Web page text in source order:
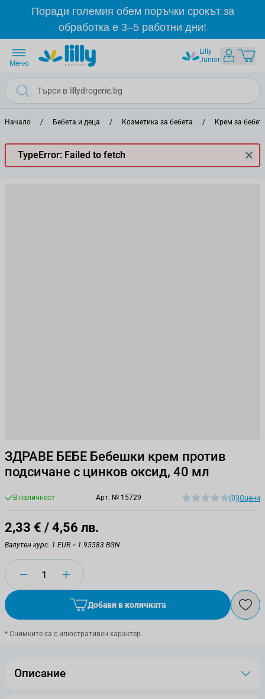
Прескачане към съдържанието
Поради големия обем поръчки срокът за
обработка е 3–5 работни дни!
Lilly
Junior
Меню
Начало / Бебета и деца / Козметика за бебета / Крем за
TypeError: Failed to fetch
ЗДРАВЕ БЕБЕ Бебешки крем против
подсичане с цинков оксид, 40 мл
В наличност Арт. № 15729 (0) Оцени
2,33 € / 4,56 лв.
Валутен курс: 1 EUR = 1.95583 BGN
Количество
Добави в количката
* Снимките са с илюстративен характер.
Описание